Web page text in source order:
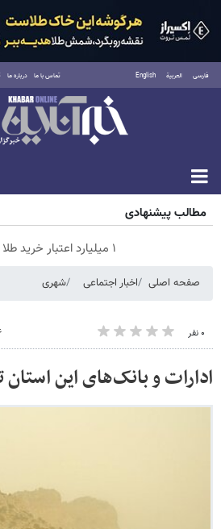
فارسی العربية English تماس با ما درباره ما
جمعه ۱۶ مرداد ۱۴۰۵
مطالب پیشنهادی
۱ میلیارد اعتبار خرید طلا | بدون ضامن و چک
صفحه اصلی اخبار اجتماعی شهری
۰ نفر ۲۶
ادارات و بانک‌های این